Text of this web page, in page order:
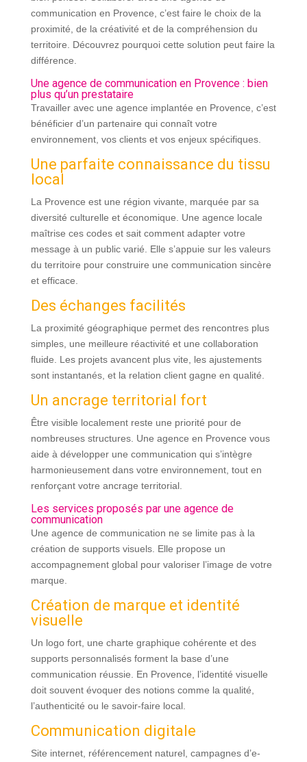
communication en Provence, c’est faire le choix de la
proximité, de la créativité et de la compréhension du
territoire. Découvrez pourquoi cette solution peut faire la
différence.
Une agence de communication en Provence : bien
plus qu’un prestataire
Travailler avec une agence implantée en Provence, c’est
bénéficier d’un partenaire qui connaît votre
environnement, vos clients et vos enjeux spécifiques.
Une parfaite connaissance du tissu
local
La Provence est une région vivante, marquée par sa
diversité culturelle et économique. Une agence locale
maîtrise ces codes et sait comment adapter votre
message à un public varié. Elle s’appuie sur les valeurs
du territoire pour construire une communication sincère
et efficace.
Des échanges facilités
La proximité géographique permet des rencontres plus
simples, une meilleure réactivité et une collaboration
fluide. Les projets avancent plus vite, les ajustements
sont instantanés, et la relation client gagne en qualité.
Un ancrage territorial fort
Être visible localement reste une priorité pour de
nombreuses structures. Une agence en Provence vous
aide à développer une communication qui s’intègre
harmonieusement dans votre environnement, tout en
renforçant votre ancrage territorial.
Les services proposés par une agence de
communication
Une agence de communication ne se limite pas à la
création de supports visuels. Elle propose un
accompagnement global pour valoriser l’image de votre
marque.
Création de marque et identité
visuelle
Un logo fort, une charte graphique cohérente et des
supports personnalisés forment la base d’une
communication réussie. En Provence, l’identité visuelle
doit souvent évoquer des notions comme la qualité,
l’authenticité ou le savoir-faire local.
Communication digitale
Site internet, référencement naturel, campagnes d’e-